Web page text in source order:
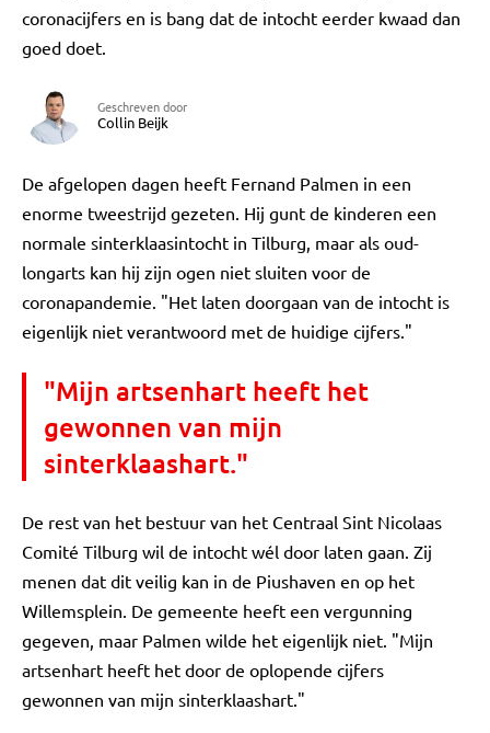
coronacijfers en is bang dat de intocht eerder kwaad dan
goed doet.
Geschreven door
Collin Beijk
De afgelopen dagen heeft Fernand Palmen in een
enorme tweestrijd gezeten. Hij gunt de kinderen een
normale sinterklaasintocht in Tilburg, maar als oud-
longarts kan hij zijn ogen niet sluiten voor de
coronapandemie. "Het laten doorgaan van de intocht is
eigenlijk niet verantwoord met de huidige cijfers."
"Mijn artsenhart heeft het
gewonnen van mijn
sinterklaashart."
De rest van het bestuur van het Centraal Sint Nicolaas
Comité Tilburg wil de intocht wél door laten gaan. Zij
menen dat dit veilig kan in de Piushaven en op het
Willemsplein. De gemeente heeft een vergunning
gegeven, maar Palmen wilde het eigenlijk niet. "Mijn
artsenhart heeft het door de oplopende cijfers
gewonnen van mijn sinterklaashart."